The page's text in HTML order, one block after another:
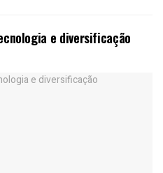
e diversificação